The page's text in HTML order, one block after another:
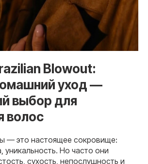
Blowout:
уход —
выбор для
волос
— это настоящее сокровище:
уникальность. Но часто они
сухость, непослушность и